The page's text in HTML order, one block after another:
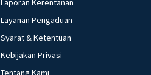
Laporan Kerentanan
Layanan Pengaduan
Syarat & Ketentuan
Kebijakan Privasi
Tentang Kami